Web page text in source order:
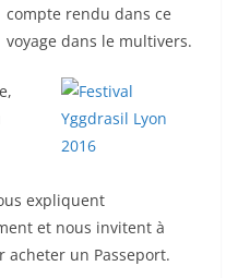
compte rendu dans ce
voyage dans le multivers.
expliquent
et nous invitent à
acheter un Passeport.